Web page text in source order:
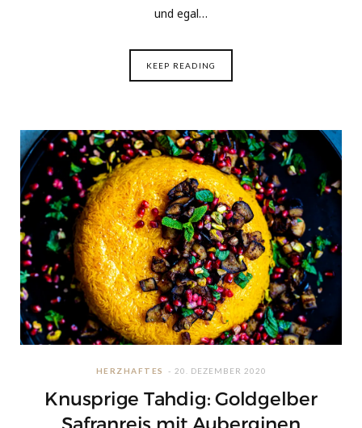
und egal…
KEEP READING
HERZHAFTES 20. DEZEMBER 2020
Knusprige Tahdig: Goldgelber